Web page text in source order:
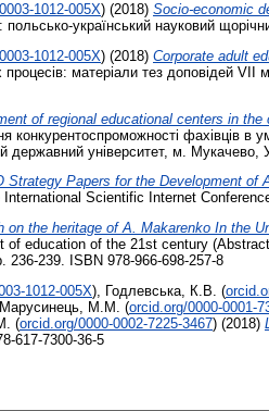
1012-005X) (2018) Socio-economic
польсько-український науковий
1012-005X) (2018) Corporate adult
процесів: матеріали тез доповідей
of regional educational centers in
конкурентоспроможності фахівців в
державний університет, м. Мукачево,
Strategy Papers for the Development
Scientific Internet
on the heritage of A. Makarenko In the
education of the 21st century
236-239. ISBN 978-966-698-257-8
1012-005X), Годлевська, К.В. (
Марусинець, М.М. (orcid.org/0000-0001-
(orcid.org/0000-0002-7225-3467) (2018)
617-7300-36-5